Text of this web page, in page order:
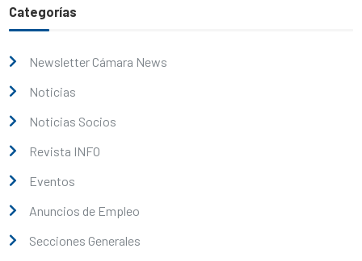
Categorías
Newsletter Cámara News
Noticias
Noticias Socios
Revista INFO
Eventos
Anuncios de Empleo
Secciones Generales